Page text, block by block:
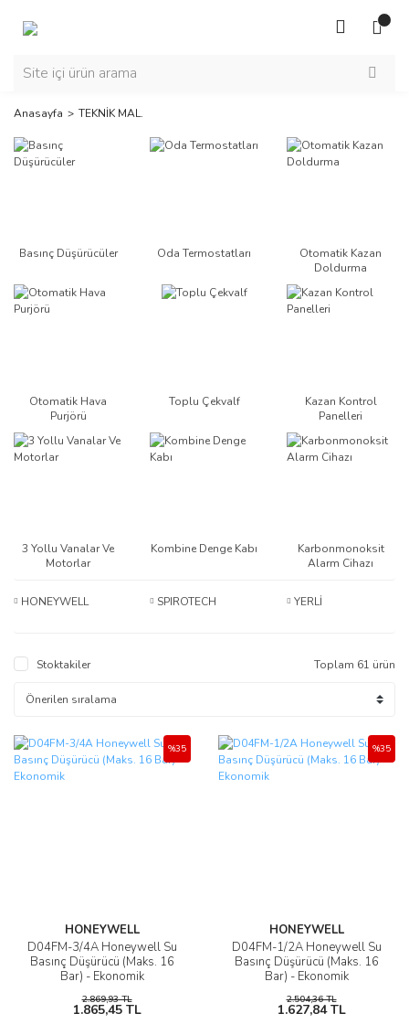
Anasayfa TEKNİK MAL.
Basınç Düşürücüler Oda Termostatları
Otomatik Kazan
Doldurma
Otomatik Hava
Purjörü
Toplu Çekvalf
Kazan Kontrol
Panelleri
3 Yollu Vanalar Ve
Motorlar
Kombine Denge Kabı
Karbonmonoksit
Alarm Cihazı
HONEYWELL SPIROTECH YERLİ
Stoktakiler Toplam 61 ürün
HONEYWELL
D04FM-3/4A Honeywell Su
Basınç Düşürücü (Maks. 16
Bar) - Ekonomik
%35
2.869,93 TL
1.865,45 TL
HONEYWELL
D04FM-1/2A Honeywell Su
Basınç Düşürücü (Maks. 16
Bar) - Ekonomik
%35
2.504,36 TL
1.627,84 TL